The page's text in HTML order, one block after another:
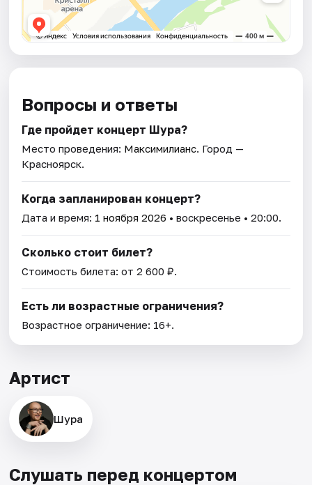
Вопросы и ответы
Где пройдет концерт Шура?
Место проведения: Максимилианс. Город —
Красноярск.
Когда запланирован концерт?
Дата и время: 1 ноября 2026 • воскресенье • 20:00.
Сколько стоит билет?
Стоимость билета: от 2 600 ₽.
Есть ли возрастные ограничения?
Возрастное ограничение: 16+.
Артист
Шура
Слушать перед концертом